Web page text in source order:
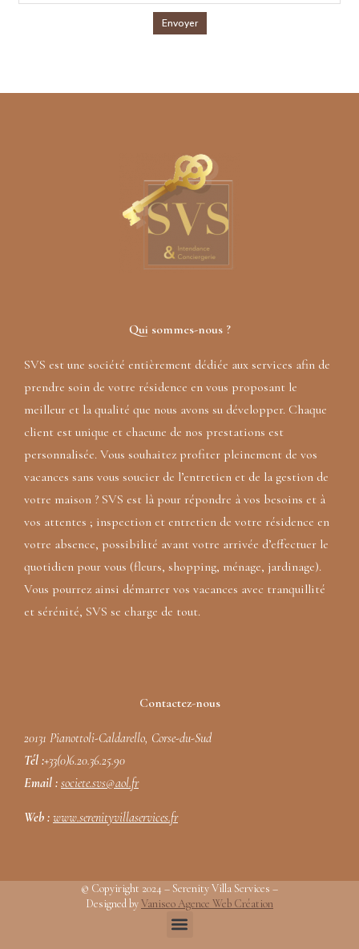
Envoyer
Qui sommes-nous ?
SVS est une société entièrement dédiée aux services afin de
prendre soin de votre résidence en vous proposant le
meilleur et la qualité que nous avons su développer. Chaque
client est unique et chacune de nos prestations est
personnalisée. Vous souhaitez profiter pleinement de vos
vacances sans vous soucier de l’entretien et de la gestion de
votre maison ? SVS est là pour répondre à vos besoins et à
vos attentes ; inspection et entretien de votre résidence en
votre absence, possibilité avant votre arrivée d’effectuer le
quotidien pour vous (fleurs, shopping, ménage, jardinage).
Vous pourrez ainsi démarrer vos vacances avec tranquillité
et sérénité, SVS se charge de tout.
Contactez-nous
20131 Pianottoli-Caldarello, Corse-du-Sud
Tél :+33(0)6.20.36.25.90
Email : societe.svs@aol.fr
Web : www.serenityvillaservices.fr
© Copyiright 2024 – Serenity Villa Services –
Designed byVaniseo Agence Web Création